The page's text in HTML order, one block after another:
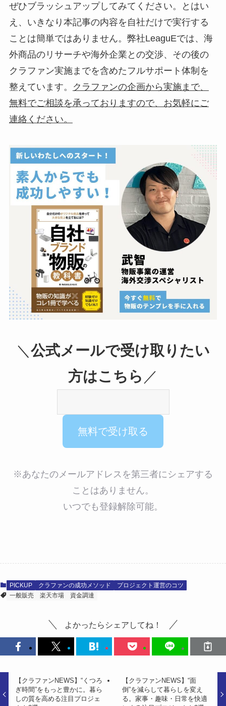
ぜひブラッシュアップしてみてください。とはい
え、いきなり本記事の内容を自社だけで実行する
ことは簡単ではありません。弊社LeaguEでは、海
外商品のリサーチや海外企業との交渉、その後の
クラファン実施までを含めたフルサポート体制を
整えています。
クラファンの企画から実施まで、
無料でご相談を承っておりますので、お気軽にご
連絡ください。
＼ 公式メールで受け取りたい
方はこちら ／
※あなたのメールアドレスを第三者にシェアする
ことはありません。
いつでも登録解除可能。
PICKUP クラファンの成功メソッド
プロジェクト運営のコツ
一般販売
楽天市場 資金調達
よかったらシェアしてね！
【クラファンNEWS】“くつろ
ぎ時間”をもっと豊かに。暮ら
しの質を高める注目プロジェ
【クラファンNEWS】“面
倒”を減らして暮らしを変え
る。家事・趣味・日常を快適